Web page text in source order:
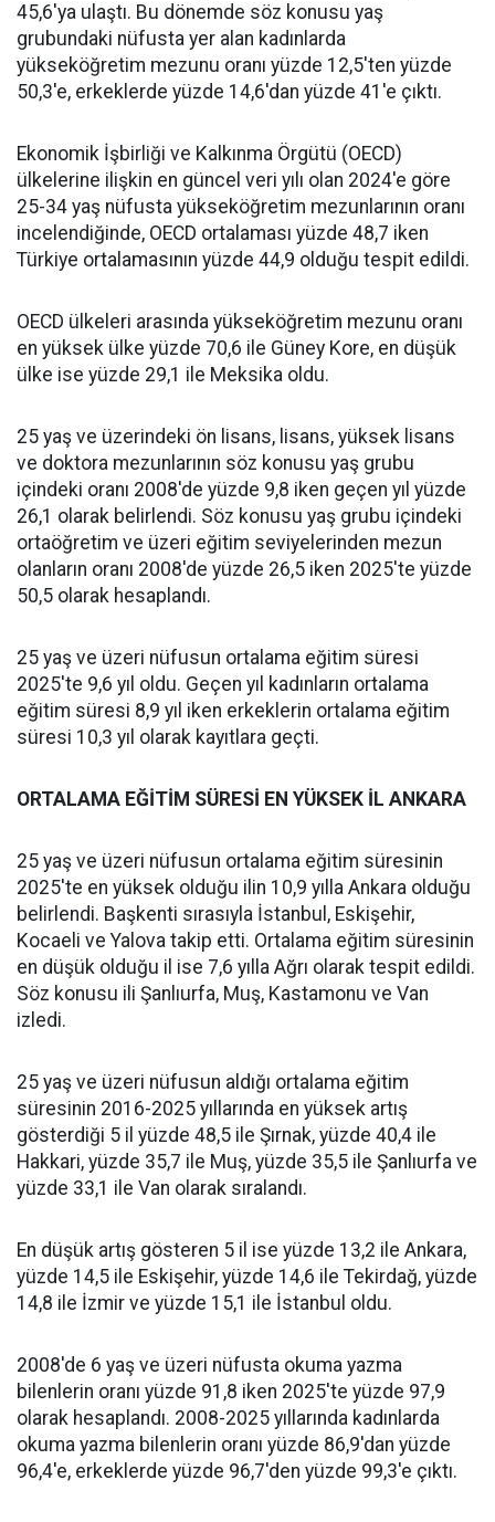
45,6'ya ulaştı. Bu dönemde söz konusu yaş
grubundaki nüfusta yer alan kadınlarda
yükseköğretim mezunu oranı yüzde 12,5'ten yüzde
50,3'e, erkeklerde yüzde 14,6'dan yüzde 41'e çıktı.
Ekonomik İşbirliği ve Kalkınma Örgütü (OECD)
ülkelerine ilişkin en güncel veri yılı olan 2024'e göre
25-34 yaş nüfusta yükseköğretim mezunlarının oranı
incelendiğinde, OECD ortalaması yüzde 48,7 iken
Türkiye ortalamasının yüzde 44,9 olduğu tespit edildi.
OECD ülkeleri arasında yükseköğretim mezunu oranı
en yüksek ülke yüzde 70,6 ile Güney Kore, en düşük
ülke ise yüzde 29,1 ile Meksika oldu.
25 yaş ve üzerindeki ön lisans, lisans, yüksek lisans
ve doktora mezunlarının söz konusu yaş grubu
içindeki oranı 2008'de yüzde 9,8 iken geçen yıl yüzde
26,1 olarak belirlendi. Söz konusu yaş grubu içindeki
ortaöğretim ve üzeri eğitim seviyelerinden mezun
olanların oranı 2008'de yüzde 26,5 iken 2025'te yüzde
50,5 olarak hesaplandı.
25 yaş ve üzeri nüfusun ortalama eğitim süresi
2025'te 9,6 yıl oldu. Geçen yıl kadınların ortalama
eğitim süresi 8,9 yıl iken erkeklerin ortalama eğitim
süresi 10,3 yıl olarak kayıtlara geçti.
ORTALAMA EĞİTİM SÜRESİ EN YÜKSEK İL ANKARA
25 yaş ve üzeri nüfusun ortalama eğitim süresinin
2025'te en yüksek olduğu ilin 10,9 yılla Ankara olduğu
belirlendi. Başkenti sırasıyla İstanbul, Eskişehir,
Kocaeli ve Yalova takip etti. Ortalama eğitim süresinin
en düşük olduğu il ise 7,6 yılla Ağrı olarak tespit edildi.
Söz konusu ili Şanlıurfa, Muş, Kastamonu ve Van
izledi.
25 yaş ve üzeri nüfusun aldığı ortalama eğitim
süresinin 2016-2025 yıllarında en yüksek artış
gösterdiği 5 il yüzde 48,5 ile Şırnak, yüzde 40,4 ile
Hakkari, yüzde 35,7 ile Muş, yüzde 35,5 ile Şanlıurfa ve
yüzde 33,1 ile Van olarak sıralandı.
En düşük artış gösteren 5 il ise yüzde 13,2 ile Ankara,
yüzde 14,5 ile Eskişehir, yüzde 14,6 ile Tekirdağ, yüzde
14,8 ile İzmir ve yüzde 15,1 ile İstanbul oldu.
2008'de 6 yaş ve üzeri nüfusta okuma yazma
bilenlerin oranı yüzde 91,8 iken 2025'te yüzde 97,9
olarak hesaplandı. 2008-2025 yıllarında kadınlarda
okuma yazma bilenlerin oranı yüzde 86,9'dan yüzde
96,4'e, erkeklerde yüzde 96,7'den yüzde 99,3'e çıktı.